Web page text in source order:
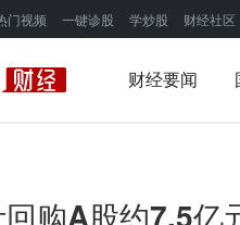
门视频 一键诊股 学炒股 财经社区
财经要闻
购A股约7.5